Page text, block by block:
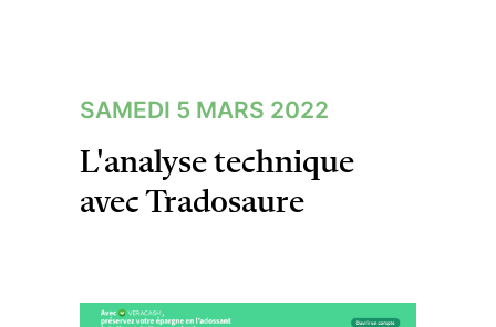
SAMEDI 5 MARS 2022
L'analyse technique
avec Tradosaure